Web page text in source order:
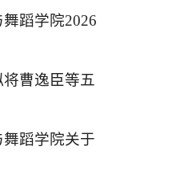
舞蹈学院2026
将曹逸臣等五
舞蹈学院关于